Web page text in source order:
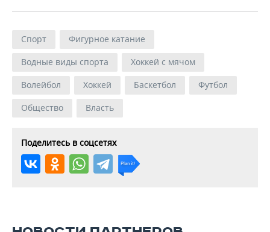
Спорт
Фигурное катание
Водные виды спорта
Хоккей с мячом
Волейбол
Хоккей Баскетбол
Футбол
Общество
Власть
Поделитесь в соцсетях